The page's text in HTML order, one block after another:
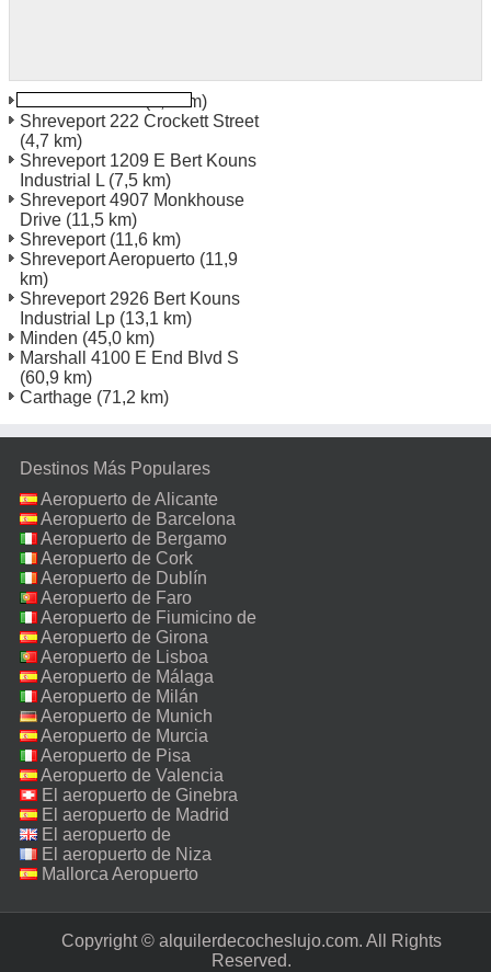
Bossier Ciudad(3,5 km)
Shreveport 222 Crockett Street
(4,7 km)
Shreveport 1209 E Bert Kouns
Industrial L(7,5 km)
Shreveport 4907 Monkhouse
Drive (11,5 km)
Shreveport(11,6 km)
Shreveport Aeropuerto (11,9
km)
Shreveport 2926 Bert Kouns
Industrial Lp (13,1 km)
Minden (45,0 km)
Marshall 4100 E End Blvd S
(60,9 km)
Carthage (71,2 km)
Destinos Más Populares
Aeropuerto de Alicante
Aeropuerto de Barcelona
Aeropuerto de Bergamo
Aeropuerto de Cork
Aeropuerto de Dublín
Aeropuerto de Faro
Aeropuerto de Fiumicino de
Roma
Aeropuerto de Girona
Aeropuerto de Lisboa
Aeropuerto de Málaga
Aeropuerto de Milán
Malpensa
Aeropuerto de Munich
Aeropuerto de Murcia
Aeropuerto de Pisa
Aeropuerto de Valencia
El aeropuerto de Ginebra
El aeropuerto de Madrid
El aeropuerto de
Manchester
El aeropuerto de Niza
Mallorca Aeropuerto
Copyright © alquilerdecocheslujo.com. All Rights
Reserved.‎